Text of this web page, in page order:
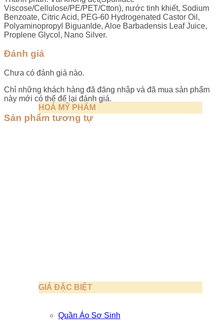
HOÁ MỸ PHẨM
GIÁ ĐẶC BIỆT
Quần Áo Sơ Sinh
Viscose/Cellulose/PE/PET/Ctton), nước tinh khiết, Sodium
Benzoate, Citric Acid, PEG-60 Hydrogenated Castor Oil,
Polyaminopropyl Biguanlde, Aloe Barbadensis Leaf Juice,
Proplene Glycol, Nano Silver.
Đánh giá
Chưa có đánh giá nào.
Chỉ những khách hàng đã đăng nhập và đã mua sản phẩm
này mới có thể để lại đánh giá.
Sản phẩm tương tự